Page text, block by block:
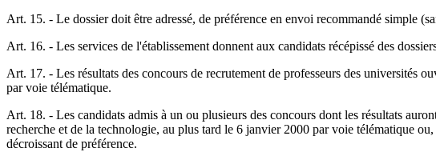
Art. 15. - Le dossier doit être adressé, de préférence en envoi recommandé simple
Art. 16. - Les services de l'établissement donnent aux candidats récépissé des
Art. 17. - Les résultats des concours de recrutement de professeurs des universités
par voie télématique.
Art. 18. - Les candidats admis à un ou plusieurs des concours dont les résultats
recherche et de la technologie, au plus tard le 6 janvier 2000 par voie télématique
décroissant de préférence.